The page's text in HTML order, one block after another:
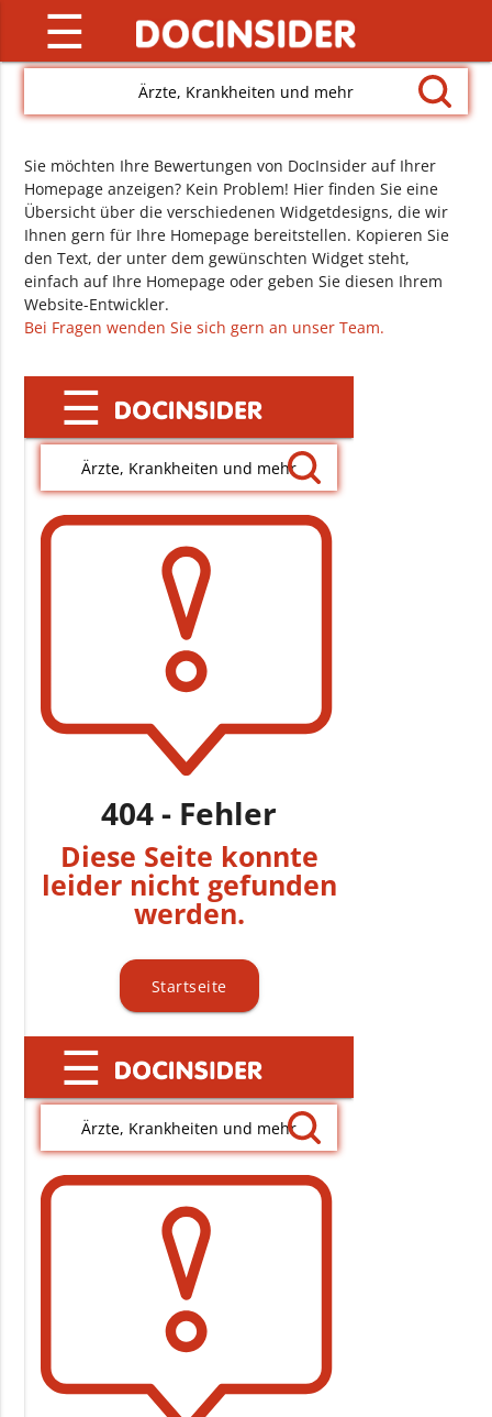
☰
Ärzte, Krankheiten und mehr
Sie möchten Ihre Bewertungen von DocInsider auf Ihrer
Homepage anzeigen? Kein Problem! Hier finden Sie eine
Übersicht über die verschiedenen Widgetdesigns, die wir
Ihnen gern für Ihre Homepage bereitstellen. Kopieren Sie
den Text, der unter dem gewünschten Widget steht,
einfach auf Ihre Homepage oder geben Sie diesen Ihrem
Website-Entwickler.
Bei Fragen wenden Sie sich gern an unser Team.